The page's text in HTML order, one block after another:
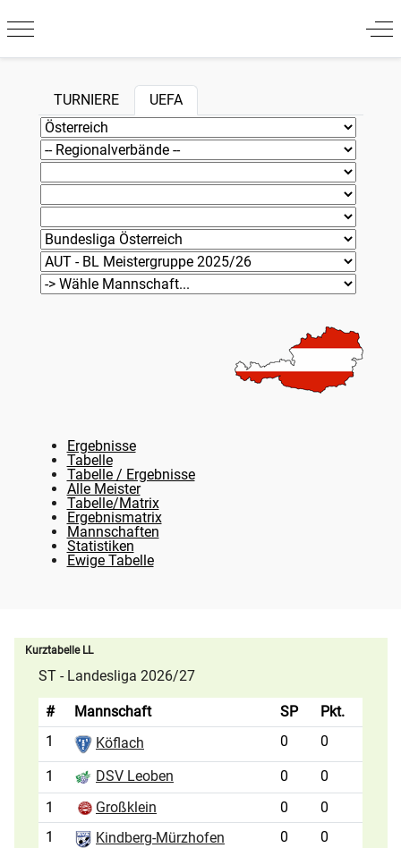
Mobile Menu Toggle
TURNIERE UEFA
Ergebnisse
Tabelle
Tabelle / Ergebnisse
Alle Meister
Tabelle/Matrix
Ergebnismatrix
Mannschaften
Statistiken
Ewige Tabelle
Kurztabelle LL
ST - Landesliga 2026/27
# Mannschaft SP
Pkt.
1
Köflach 0 0
1 DSV Leoben 0
0
1
Großklein 0
0
1
Kindberg-Mürzhofen 0
0